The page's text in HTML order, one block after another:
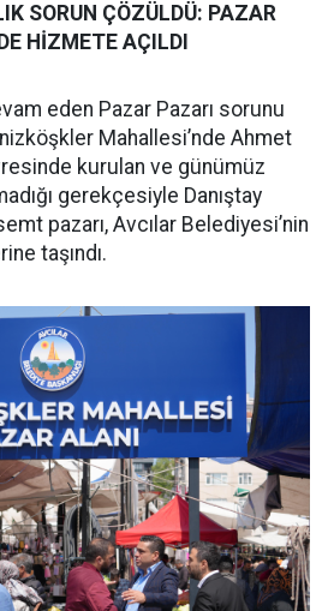
SORUN ÇÖZÜLDÜ: PAZAR
HİZMETE AÇILDI
eden Pazar Pazarı sorunu
Mahallesi’nde Ahmet
kurulan ve günümüz
gerekçesiyle Danıştay
pazarı, Avcılar Belediyesi’nin
taşındı.